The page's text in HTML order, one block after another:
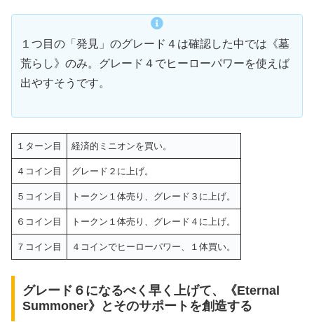
１つ目の「発見」のグレード４は確認した中では《墓
荒らし》のみ。グレード４でヒーローパワーを使えば
出やすそうです。
１ターン目 経済的ミニオンを買い。
４コイン目 グレード２に上げ。
５コイン目 トークン１体売り、グレード３に上げ。
６コイン目 トークン１体売り、グレード４に上げ。
７コイン目 ４コインでヒーローパワー、１体買い。
グレード６になるべく早く上げて、《Eternal
Summoner》とそのサポートを創造する